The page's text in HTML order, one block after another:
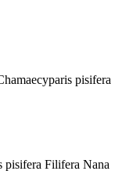
pisifera
pisifera Filifera Nana